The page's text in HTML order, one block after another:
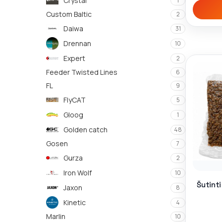
Custom Baltic 2
Daiwa 31
Drennan 10
Expert 2
Feeder Twisted Lines 6
FL 9
FlyCAT 5
Gloog 1
Golden catch 48
Gosen 7
Gurza 2
Iron Wolf 10
Jaxon 8
Kinetic 4
Marlin 10
Šutinti